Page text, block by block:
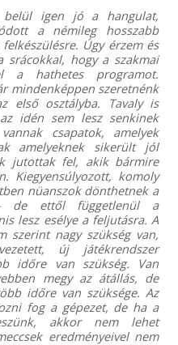
igen jó a hangulat,
a némileg hosszabb
Úgy érzem és
hogy a szakmai
hathetes programot.
mindenképpen szeretnénk
első osztályba. Tavaly is
idén sem lesz senkinek
csapatok, amelyek
amelyeknek sikerült jól
jutottak fel, akik bármire
Kiegyensúlyozott, komoly
nüanszok dönthetnek a
de ettől függetlenül a
lesz esélye a feljutásra. A
szerint nagy szükség van,
új játékrendszer
időre van szükség. Van
megy az átállás, de
időre van szüksége. Az
fog a gépezet, de ha a
akkor nem lehet
eredményeivel nem